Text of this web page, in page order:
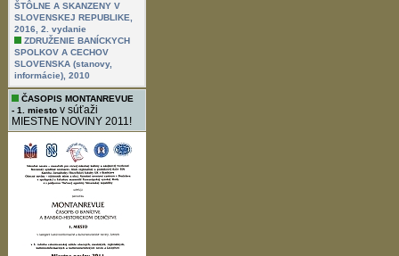
ŠTÔLNE A SKANZENY V
SLOVENSKEJ REPUBLIKE,
2016, 2. vydanie
ZDRUŽENIE BANÍCKYCH
SPOLKOV A CECHOV
SLOVENSKA (stanovy,
informácie), 2010
ČASOPIS MONTANREVUE
- 1. miesto v súťaži
MIESTNE NOVINY 2011!